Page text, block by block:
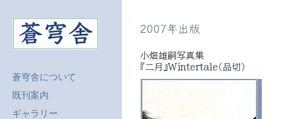
2007年出版
小畑雄嗣写真集
『二月』Wintertale（品切）
蒼穹舎について
既刊案内
ギャラリー